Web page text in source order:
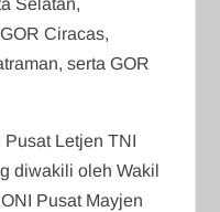
Selatan,
Ciracas,
serta GOR
Pusat Letjen TNI
diwakili oleh Wakil
Pusat Mayjen